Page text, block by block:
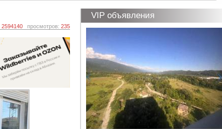
2594140 просмотров: 235
VIP объявления